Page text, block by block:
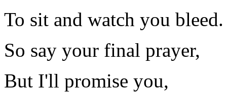
To sit and watch you bleed.
So say your final prayer,
But I'll promise you,